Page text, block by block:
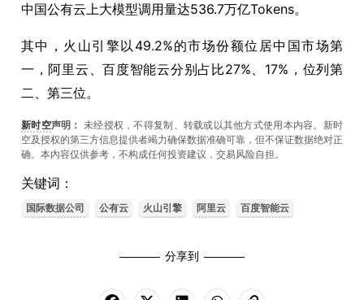
中国公有云上大模型调用量达536.7万亿Tokens。
其中，火山引擎以49.2%的市场份额位居中国市场第
一，阿里云、百度智能云分别占比27%、17%，位列第
二、第三位。
新时空声明： 未经授权，不得复制、转载或以其他方式使用本内容。新时
空及授权的第三方信息提供者竭力确保数据准确可靠，但不保证数据绝对正
确。本內容仅供参考，不构成任何投资建议，交易风险自担。
关键词：
国际数据公司 公有云 火山引擎 阿里云 百度智能云
分享到